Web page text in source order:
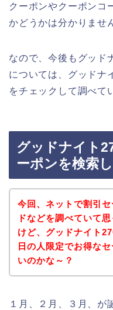
クーポンやクーポンコ
かどうかは分かりませ
なので、今後もグッド
については、グッドナ
をチェックして調べて
グッドナイト
ーポンを検索
今回、ネットで割引
ドなどを調べていて
けど、グッドナイト
日の人限定でお得な
いのかな～？
１月、２月、３月、が